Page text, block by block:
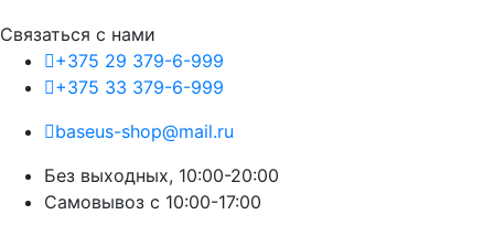
Связаться с нами
+375 29 379-6-999
+375 33 379-6-999
baseus-shop@mail.ru
Без выходных, 10:00-20:00
Cамовывоз с 10:00-17:00